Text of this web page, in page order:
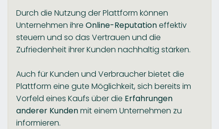
Durch die Nutzung der Plattform können
Unternehmen ihre Online-Reputationeffektiv
steuern und so das Vertrauen und die
Zufriedenheit ihrer Kunden nachhaltig stärken.
Auch für Kunden und Verbraucher bietet die
Plattform eine gute Möglichkeit, sich bereits im
Vorfeld eines Kaufs über die Erfahrungen
anderer Kundenmit einem Unternehmen zu
informieren.